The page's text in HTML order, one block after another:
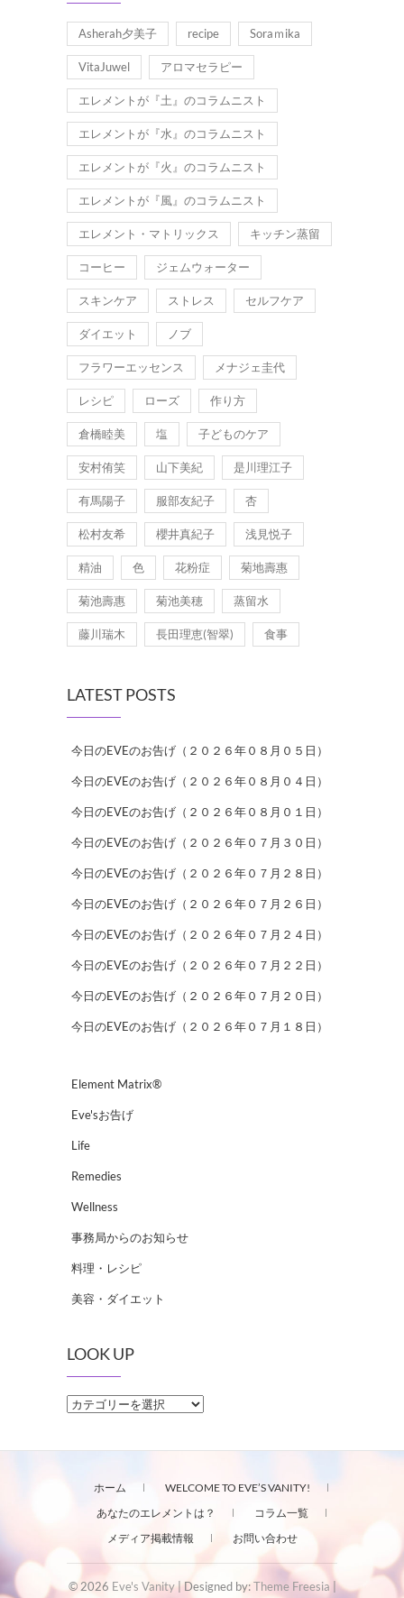
Asherah夕美子 recipe Soraｍika
VitaJuwel アロマセラピー
エレメントが『土』のコラムニスト
エレメントが『水』のコラムニスト
エレメントが『火』のコラムニスト
エレメントが『風』のコラムニスト
エレメント・マトリックス キッチン蒸留
コーヒー ジェムウォーター
スキンケア ストレス セルフケア
ダイエット ノブ
フラワーエッセンス メナジェ圭代
レシピ ローズ 作り方
倉橋睦美 塩 子どものケア
安村侑笑 山下美紀 是川理江子
有馬陽子 服部友紀子 杏
松村友希 櫻井真紀子 浅見悦子
精油 色 花粉症 菊地壽惠
菊池壽惠 菊池美穂 蒸留水
藤川瑞木 長田理恵(智翠) 食事
LATEST POSTS
今日のEVEのお告げ（２０２６年０８月０５日）
今日のEVEのお告げ（２０２６年０８月０４日）
今日のEVEのお告げ（２０２６年０８月０１日）
今日のEVEのお告げ（２０２６年０７月３０日）
今日のEVEのお告げ（２０２６年０７月２８日）
今日のEVEのお告げ（２０２６年０７月２６日）
今日のEVEのお告げ（２０２６年０７月２４日）
今日のEVEのお告げ（２０２６年０７月２２日）
今日のEVEのお告げ（２０２６年０７月２０日）
今日のEVEのお告げ（２０２６年０７月１８日）
Element Matrix®
Eve'sお告げ
Life
Remedies
Wellness
事務局からのお知らせ
料理・レシピ
美容・ダイエット
LOOK UP
LOOK
ホーム
WELCOME TO EVE’S VANITY!
あなたのエレメントは？
コラム一覧
メディア掲載情報
お問い合わせ
© 2026 Eve's Vanity| Designed by:Theme Freesia